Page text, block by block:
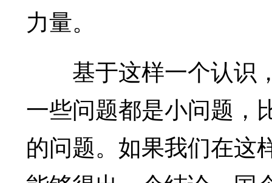
力量。
基于这样一个认识
一些问题都是小问题，
的问题。如果我们在这